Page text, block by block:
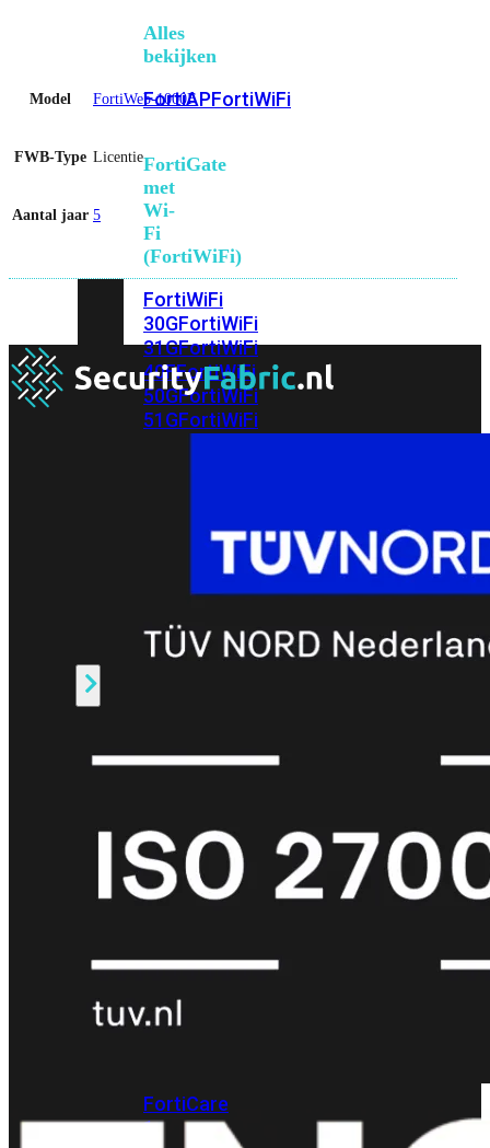
Alles
bekijken
FortiAPFortiWiFi
FortiGate
met
Wi-
Fi
(FortiWiFi)
FortiWiFi
30GFortiWiFi
31GFortiWiFi
40FFortiWiFi
50GFortiWiFi
51GFortiWiFi
FortiWiFi
FortiWiFi
bekijken
Support
FortiCare
EssentialsFortiCare
Upgrades
FortiCare
1
Model FortiWeb-1000F
FWB-Type Licentie
Aantal jaar 5